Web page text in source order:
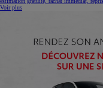
Toyota vous propose le rachat cash de
estimation gratuite, rachat immédiat,